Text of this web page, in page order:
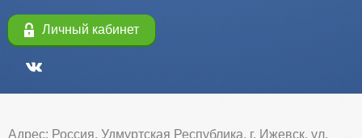
Личный кабинет
Адрес: Россия, Удмуртская Республика, г. Ижевск, ул.